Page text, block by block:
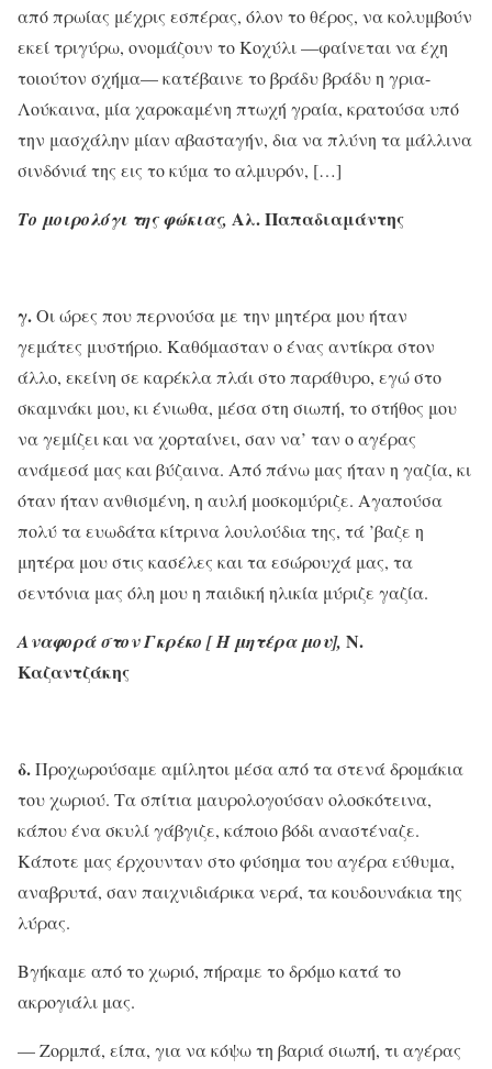
από πρωίας μέχρις εσπέρας, όλον το θέρος, να κολυμβούν
εκεί τριγύρω, ονομάζουν το Κοχύλι —φαίνεται να έχη
τοιούτον σχήμα— κατέβαινε το βράδυ βράδυ η γρια-
Λούκαινα, μία χαροκαμένη πτωχή γραία, κρατούσα υπό
την μασχάλην μίαν αβασταγήν, δια να πλύνη τα μάλλινα
σινδόνιά της εις το κύμα το αλμυρόν, […]
Το μοιρολόγι της φώκιας, Αλ. Παπαδιαμάντης
γ.Οι ώρες που περνούσα με την μητέρα μου ήταν
γεμάτες μυστήριο. Καθόμασταν ο ένας αντίκρα στον
άλλο, εκείνη σε καρέκλα πλάι στο παράθυρο, εγώ στο
σκαμνάκι μου, κι ένιωθα, μέσα στη σιωπή, το στήθος μου
να γεμίζει και να χορταίνει, σαν να’ ταν ο αγέρας
ανάμεσά μας και βύζαινα. Από πάνω μας ήταν η γαζία, κι
όταν ήταν ανθισμένη, η αυλή μοσκομύριζε. Αγαπούσα
πολύ τα ευωδάτα κίτρινα λουλούδια της, τά ’βαζε η
μητέρα μου στις κασέλες και τα εσώρουχά μας, τα
σεντόνια μας όλη μου η παιδική ηλικία μύριζε γαζία.
Αναφορά στον Γκρέκο [ Η μητέρα μου], Ν.
Καζαντζάκης
δ.Προχωρούσαμε αμίλητοι μέσα από τα στενά δρομάκια
του χωριού. Τα σπίτια μαυρολογούσαν ολοσκότεινα,
κάπου ένα σκυλί γάβγιζε, κάποιο βόδι αναστέναζε.
Κάποτε μας έρχουνταν στο φύσημα του αγέρα εύθυμα,
αναβρυτά, σαν παιχνιδιάρικα νερά, τα κουδουνάκια της
λύρας.
Βγήκαμε από το χωριό, πήραμε το δρόμο κατά το
ακρογιάλι μας.
— Ζορμπά, είπα, για να κόψω τη βαριά σιωπή, τι αγέρας